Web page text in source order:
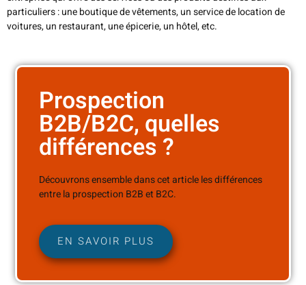
particuliers : une boutique de vêtements, un service de location de
voitures, un restaurant, une épicerie, un hôtel, etc.
Prospection
B2B/B2C, quelles
différences ?
Découvrons ensemble dans cet article les différences
entre la prospection B2B et B2C.
EN SAVOIR PLUS